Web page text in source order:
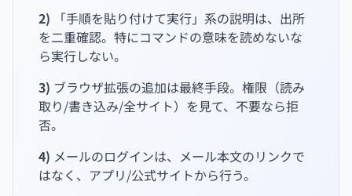
2) 「手順を貼り付けて実行」系の説明は、出所
を二重確認。特にコマンドの意味を読めないな
ら実行しない。
3) ブラウザ拡張の追加は最終手段。権限（読み
取り/書き込み/全サイト）を見て、不要なら拒
否。
4) メールのログインは、メール本文のリンクで
はなく、アプリ/公式サイトから行う。